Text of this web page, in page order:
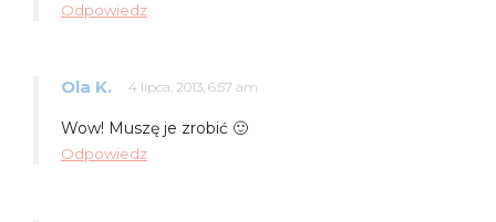
Odpowiedz
Ola K. 4 lipca, 2013, 6:57 am
Wow! Muszę je zrobić 🙂
Odpowiedz